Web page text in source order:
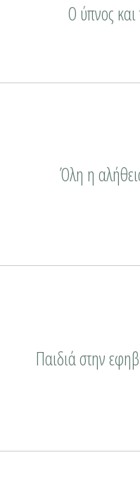
Ο ύπνος και
Όλη η
Παιδιά στην